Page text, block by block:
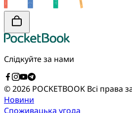
Слідкуйте за нами
© 2026 POCKETBOOK Всі права
Новини
Споживацька угода